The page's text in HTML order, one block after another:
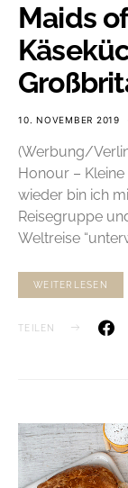
Maids
10. NOVEMBER 2019
(Werbung/
Honour –
wieder bin ich
Reisegruppe
Weltreise
WEITERLESEN
TEILEN